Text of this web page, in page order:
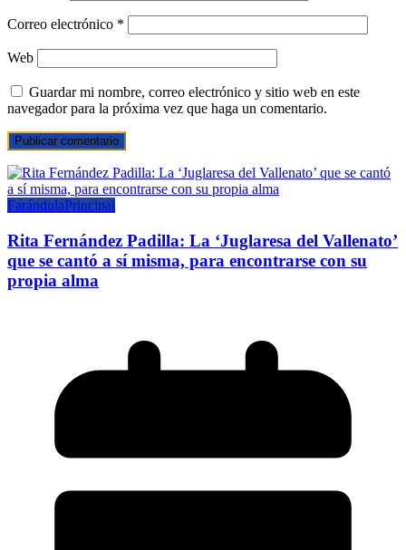
Correo electrónico *
Web
Guardar mi nombre, correo electrónico y sitio web en este
navegador para la próxima vez que haga un comentario.
FarándulaPrincipal
Rita Fernández Padilla: La ‘Juglaresa del Vallenato’
que se cantó a sí misma, para encontrarse con su
propia alma